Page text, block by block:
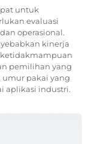
untuk
evaluasi
operasional.
kinerja
pemilihan yang
pakai yang
aplikasi industri.